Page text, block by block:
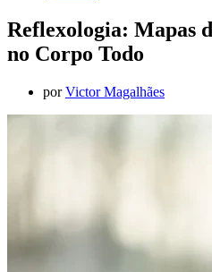
Reflexologia: Mapas
no Corpo Todo
porVictor Magalhães